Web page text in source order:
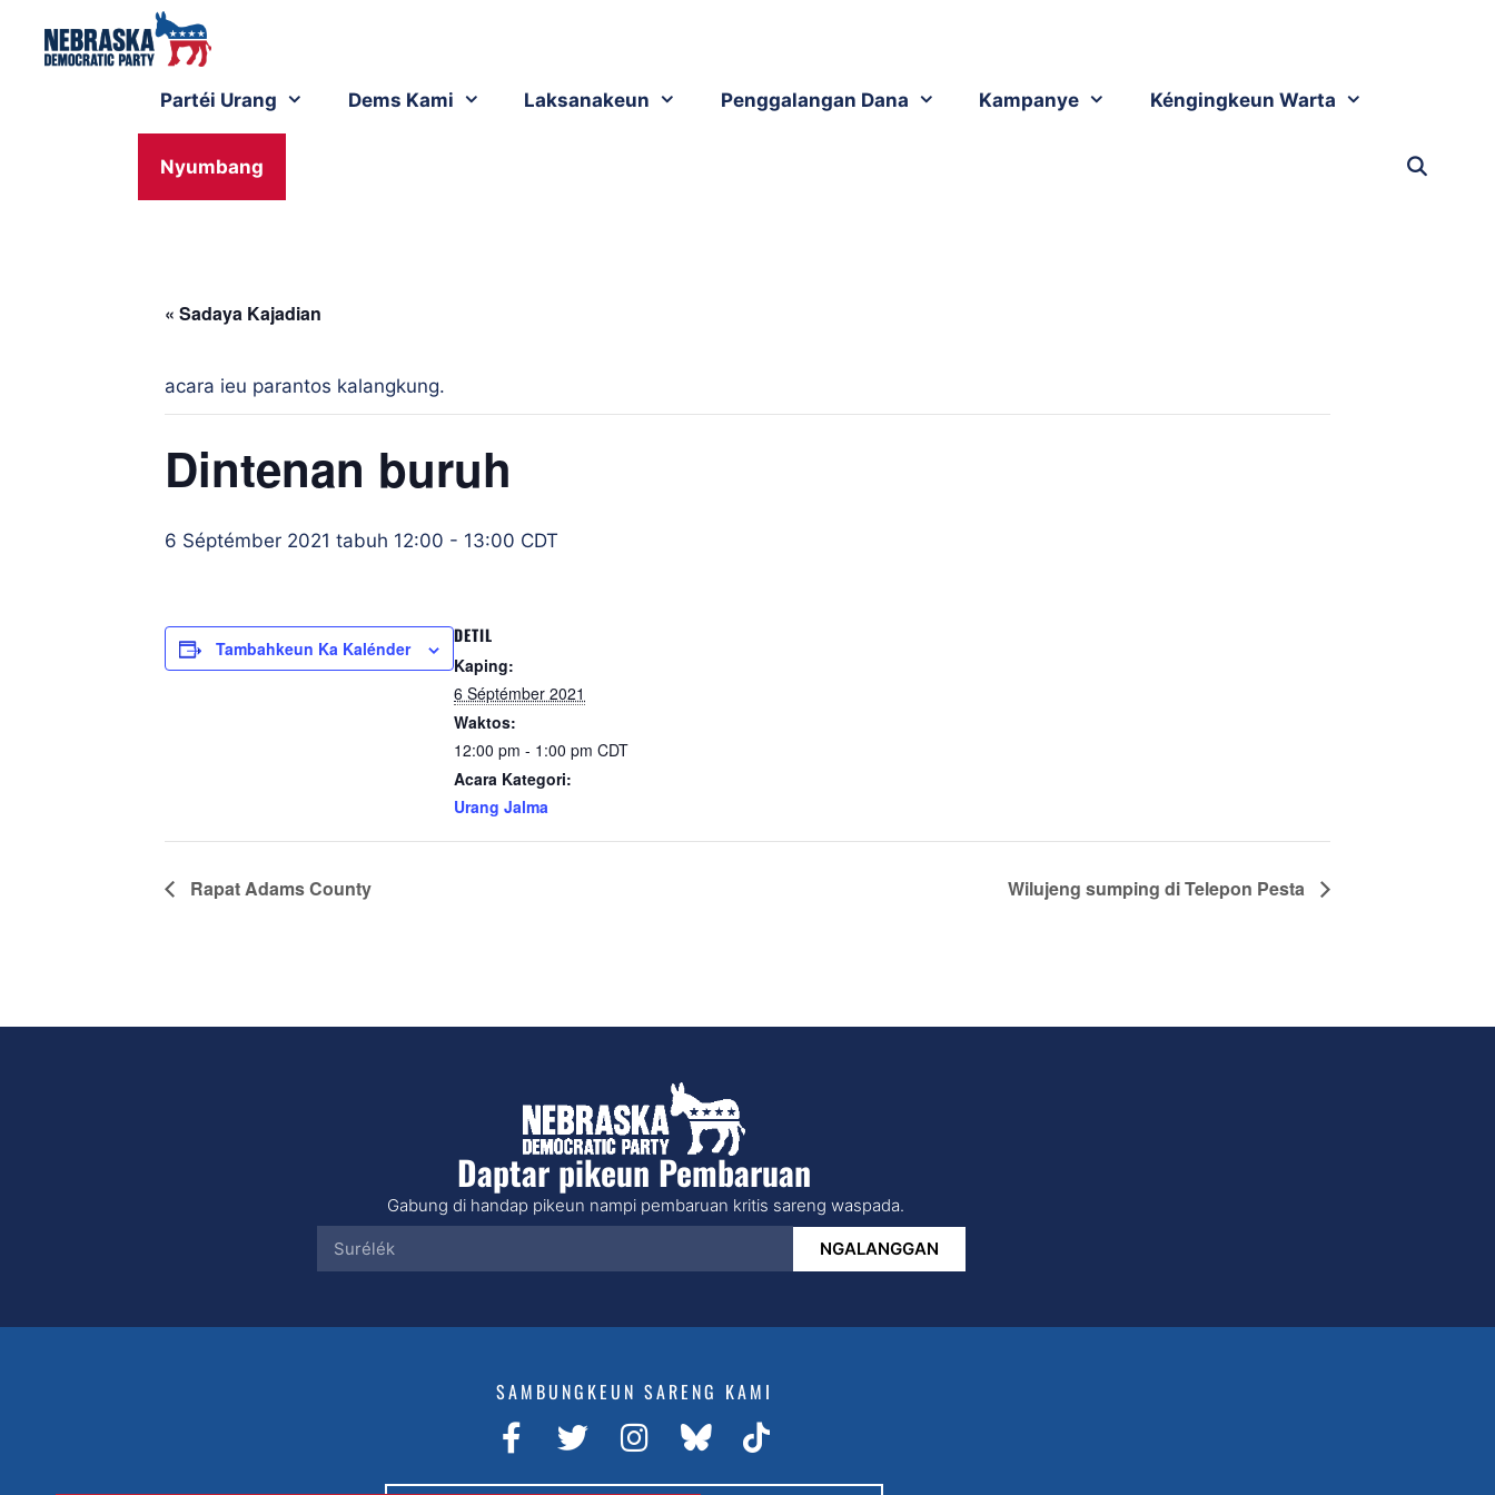
Partéi Urang Dems Kami Laksanakeun Penggalangan Dana Kampanye Kéngingkeun Warta
Nyumbang
« Sadaya Kajadian
acara ieu parantos kalangkung.
Dintenan buruh
6 Séptémber 2021 tabuh 12:00 - 13:00 CDT
Tambahkeun Ka Kalénder
DETIL
Kaping:
6 Séptémber 2021
Waktos:
12:00 pm - 1:00 pm CDT
Acara Kategori:
Urang Jalma
Rapat Adams County Wilujeng sumping di Telepon Pesta
Daptar pikeun Pembaruan
Gabung di handap pikeun nampi pembaruan kritis sareng waspada.
NGALANGGAN
SAMBUNGKEUN SARENG KAMI